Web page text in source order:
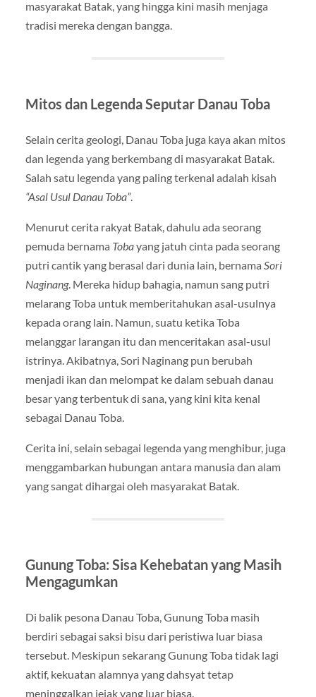
masyarakat Batak, yang hingga kini masih menjaga
tradisi mereka dengan bangga.
Mitos dan Legenda Seputar Danau Toba
Selain cerita geologi, Danau Toba juga kaya akan mitos
dan legenda yang berkembang di masyarakat Batak.
Salah satu legenda yang paling terkenal adalah kisah
“Asal Usul Danau Toba”.
Menurut cerita rakyat Batak, dahulu ada seorang
pemuda bernama Tobayang jatuh cinta pada seorang
putri cantik yang berasal dari dunia lain, bernama Sori
Naginang. Mereka hidup bahagia, namun sang putri
melarang Toba untuk memberitahukan asal-usulnya
kepada orang lain. Namun, suatu ketika Toba
melanggar larangan itu dan menceritakan asal-usul
istrinya. Akibatnya, Sori Naginang pun berubah
menjadi ikan dan melompat ke dalam sebuah danau
besar yang terbentuk di sana, yang kini kita kenal
sebagai Danau Toba.
Cerita ini, selain sebagai legenda yang menghibur, juga
menggambarkan hubungan antara manusia dan alam
yang sangat dihargai oleh masyarakat Batak.
Gunung Toba: Sisa Kehebatan yang Masih
Mengagumkan
Di balik pesona Danau Toba, Gunung Toba masih
berdiri sebagai saksi bisu dari peristiwa luar biasa
tersebut. Meskipun sekarang Gunung Toba tidak lagi
aktif, kekuatan alamnya yang dahsyat tetap
meninggalkan jejak yang luar biasa.